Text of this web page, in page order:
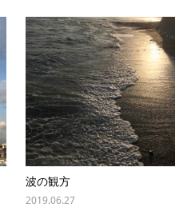
波の観方
2019.06.27